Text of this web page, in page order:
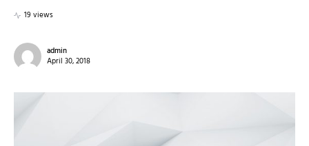
19 views
admin
April 30, 2018